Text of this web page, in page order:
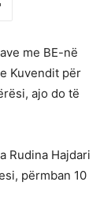
me BE-në
Kuvendit për
ajo do të
Rudina Hajdari
përmban 10